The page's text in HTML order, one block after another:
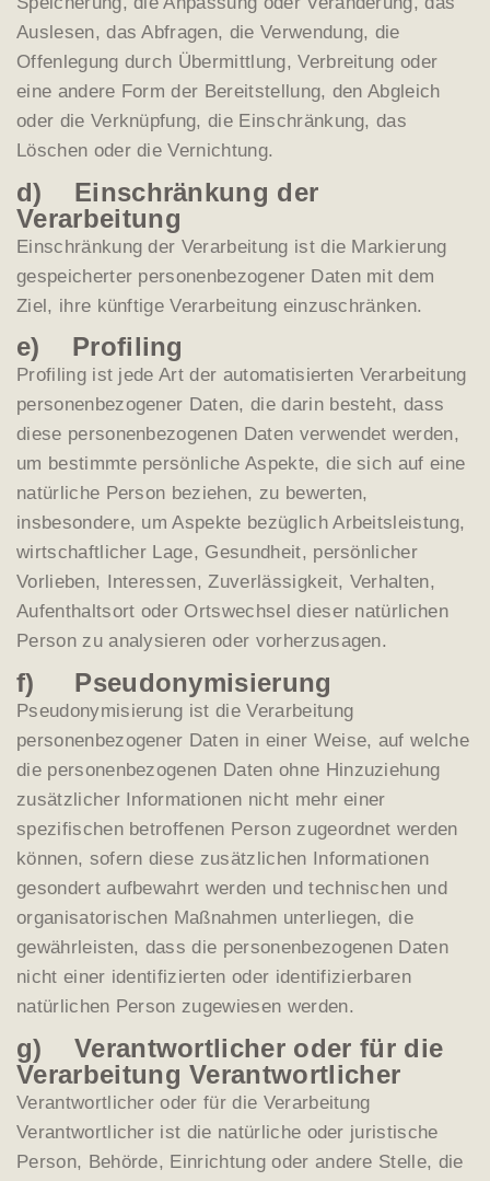
Auslesen, das Abfragen, die Verwendung, die
Offenlegung durch Übermittlung, Verbreitung oder
eine andere Form der Bereitstellung, den Abgleich
oder die Verknüpfung, die Einschränkung, das
Löschen oder die Vernichtung.
d) Einschränkung der
Verarbeitung
Einschränkung der Verarbeitung ist die Markierung
gespeicherter personenbezogener Daten mit dem
Ziel, ihre künftige Verarbeitung einzuschränken.
e) Profiling
Profiling ist jede Art der automatisierten Verarbeitung
personenbezogener Daten, die darin besteht, dass
diese personenbezogenen Daten verwendet werden,
um bestimmte persönliche Aspekte, die sich auf eine
natürliche Person beziehen, zu bewerten,
insbesondere, um Aspekte bezüglich Arbeitsleistung,
wirtschaftlicher Lage, Gesundheit, persönlicher
Vorlieben, Interessen, Zuverlässigkeit, Verhalten,
Aufenthaltsort oder Ortswechsel dieser natürlichen
Person zu analysieren oder vorherzusagen.
f) Pseudonymisierung
Pseudonymisierung ist die Verarbeitung
personenbezogener Daten in einer Weise, auf welche
die personenbezogenen Daten ohne Hinzuziehung
zusätzlicher Informationen nicht mehr einer
spezifischen betroffenen Person zugeordnet werden
können, sofern diese zusätzlichen Informationen
gesondert aufbewahrt werden und technischen und
organisatorischen Maßnahmen unterliegen, die
gewährleisten, dass die personenbezogenen Daten
nicht einer identifizierten oder identifizierbaren
natürlichen Person zugewiesen werden.
g) Verantwortlicher oder für die
Verarbeitung Verantwortlicher
Verantwortlicher oder für die Verarbeitung
Verantwortlicher ist die natürliche oder juristische
Person, Behörde, Einrichtung oder andere Stelle, die